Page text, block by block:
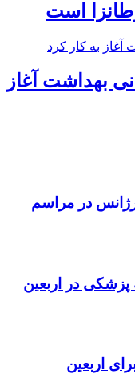
است
بهداشت آغاز
در مراسم
پزشکی در اربعین
اربعین